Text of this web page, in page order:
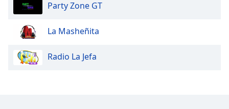
Party Zone GT
La Masheñita
Radio La Jefa